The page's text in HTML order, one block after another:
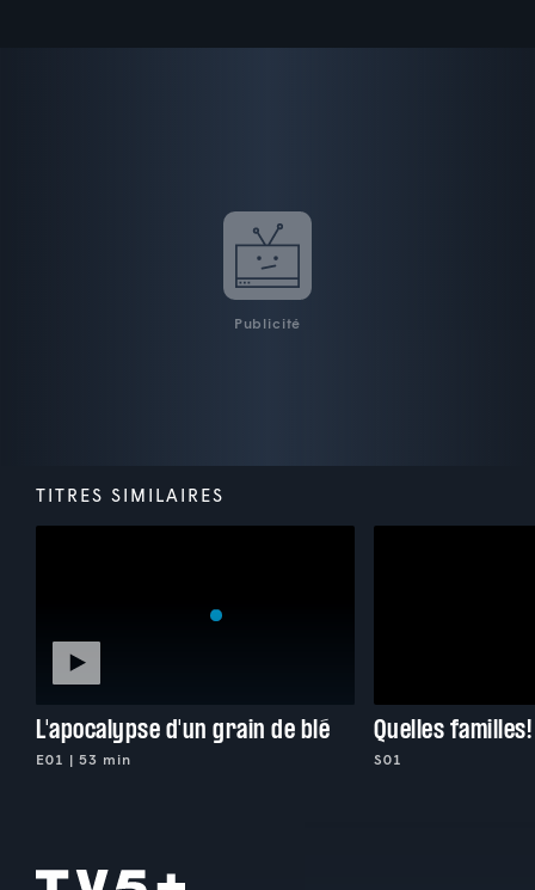
Publicité
TITRES SIMILAIRES
L'apocalypse d'un grain de blé
E01 | 53 min
Quelles familles!
S01